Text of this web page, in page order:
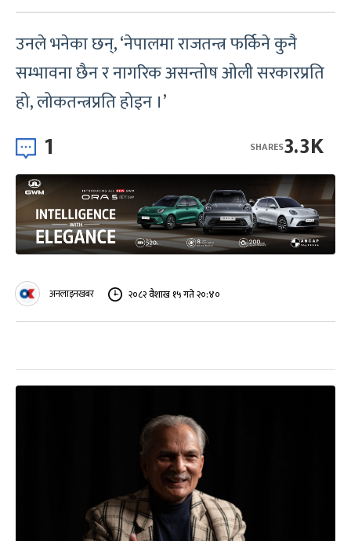
उनले भनेका छन्, ‘नेपालमा राजतन्त्र फर्किने कुनै
सम्भावना छैन र नागरिक असन्तोष ओली सरकारप्रति
हो, लोकतन्त्रप्रति होइन ।’
1 3.3K
SHARES
अनलाइनखबर २०८२ वैशाख १५ गते २०:४०